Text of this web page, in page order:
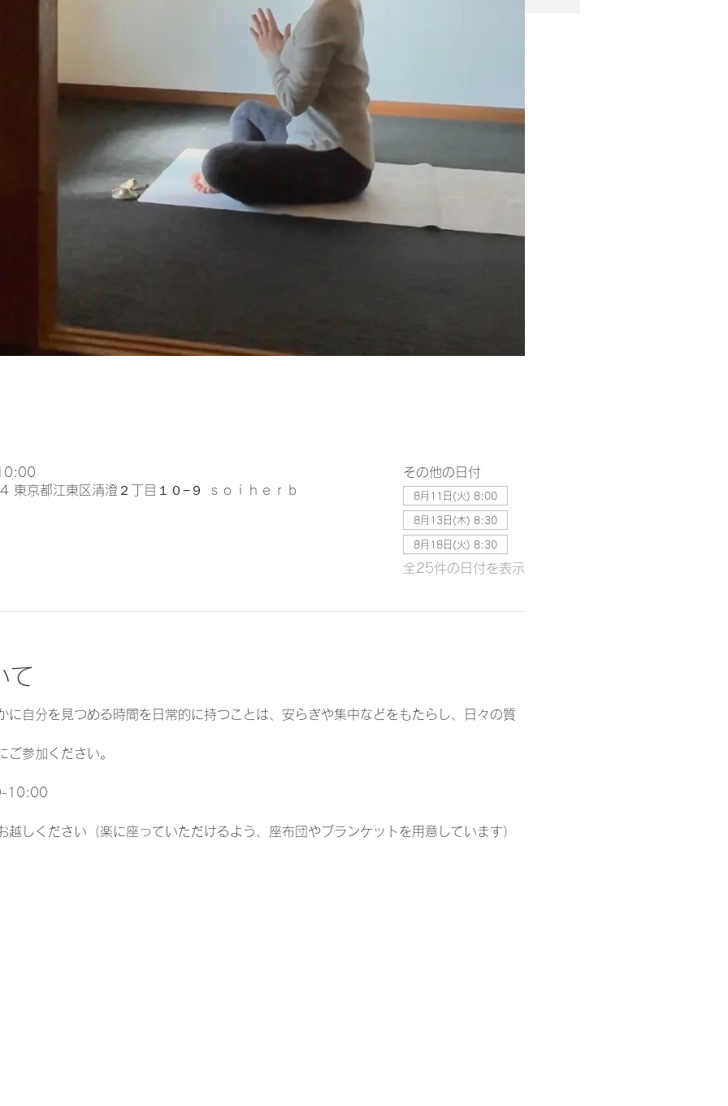
京都江東区清澄２丁目１０−９ ｓｏｉｈｅｒｂ
その他の日付
8月11日(火) 8:00
8月13日(木) 8:30
8月18日(火) 8:30
全25件の日付を表示
て
に自分を見つめる時間を日常的に持つことは、安らぎや集中などをもたらし、日々の質
ご参加ください。
10:00
越しください（楽に座っていただけるよう、座布団やブランケットを用意しています）